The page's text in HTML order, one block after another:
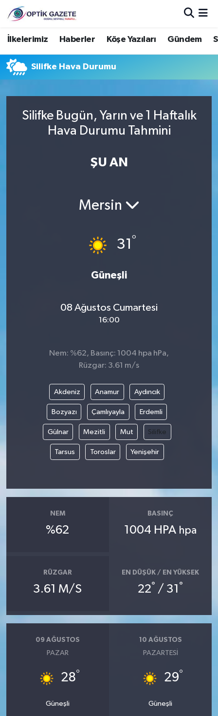
İlkelerimiz Haberler Köşe Yazıları Gündem
Silifke Hava Durumu
Silifke Bugün, Yarın ve 1 Haftalık
Hava Durumu Tahmini
ŞU AN
Mersin
31 °
Güneşli
08 Ağustos Cumartesi
16:00
Nem: %62, Basınç: 1004 hpa hPa,
Rüzgar: 3.61 m/s
Akdeniz Anamur Aydıncık
Bozyazı Çamlıyayla Erdemli
Gülnar Mezitli Mut Silifke
Tarsus Toroslar Yenişehir
NEM
%62
BASINÇ
1004 HPA hpa
RÜZGAR
3.61 M/S
EN DÜŞÜK / EN YÜKSEK
22° / 31 °
09 AĞUSTOS
PAZAR
28°
Güneşli
10 AĞUSTOS
PAZARTESI
29°
Güneşli
Nöbetçi Eczaneler
Hava Durumu
Trafik Durumu
Süper Lig Puan Durumu ve Fikstür